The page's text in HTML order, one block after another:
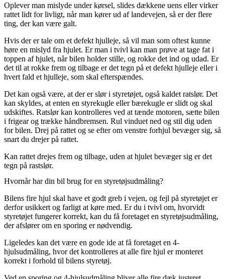
Oplever man mislyde under kørsel, slides dækkene uens eller virker
rattet lidt for livligt, når man kører ud af landevejen, så er der flere
ting, der kan være galt.
Hvis der er tale om et defekt hjulleje, så vil man som oftest kunne
høre en mislyd fra hjulet. Er man i tvivl kan man prøve at tage fat i
toppen af hjulet, når bilen holder stille, og rokke det ind og udad. Er
det til at rokke frem og tilbage er det tegn på et defekt hjulleje eller i
hvert fald et hjulleje, som skal efterspændes.
Det kan også være, at der er slør i styretøjet, også kaldet ratslør. Det
kan skyldes, at enten en styrekugle eller bærekugle er slidt og skal
udskiftes. Ratslør kan kontrolleres ved at tænde motoren, sætte bilen
i frigear og trække håndbremsen. Rul vinduet ned og stil dig uden
for bilen. Drej på rattet og se efter om venstre forhjul bevæger sig, så
snart du drejer på rattet.
Kan rattet drejes frem og tilbage, uden at hjulet bevæger sig er det
tegn på rastslør.
Hvornår har din bil brug for en styretøjsudmåling?
Bilens fire hjul skal have et godt greb i vejen, og fejl på styretøjet er
derfor usikkert og farligt at køre med. Er du i tvivl om, hvorvidt
styretøjet fungerer korrekt, kan du få foretaget en styretøjsudmåling,
der afslører om en sporing er nødvendig.
Ligeledes kan det være en gode ide at få foretaget en 4-
hjulsudmåling, hvor det kontrolleres at alle fire hjul er monteret
korrekt i forhold til bilens styretøj.